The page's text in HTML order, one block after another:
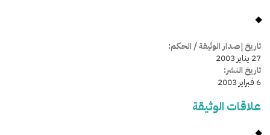
تاريخ إصدار الوثيقة / الحكم:
27 يناير 2003
تاريخ النشر:
6 فبراير 2003
علاقات الوثيقة